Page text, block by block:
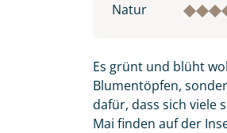
Natur
Es grünt und blüht
Blumentöpfen,
dafür, dass sich viele
Mai finden auf der